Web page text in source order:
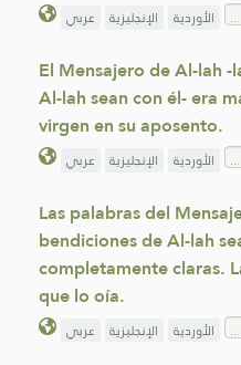
عربي الإنجليزية الأوردية
El Mensajero de Al-lah
Al-lah sean con él- era
virgen en su aposento.
عربي الإنجليزية الأوردية
Las palabras del
bendiciones de Al-lah
completamente claras.
que lo oía.
عربي الإنجليزية الأوردية